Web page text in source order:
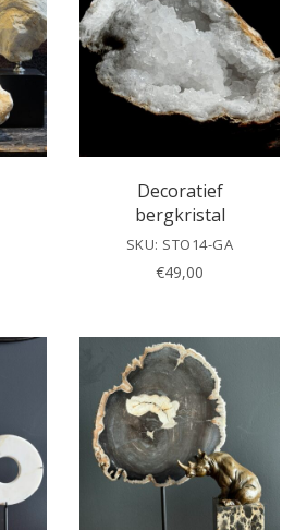
Decoratief
bergkristal
SKU: STO14-GA
€49,00